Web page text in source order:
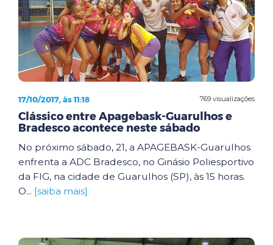
769 visualizações
17/10/2017, às 11:18
Clássico entre Apagebask-Guarulhos e
Bradesco acontece neste sábado
No próximo sábado, 21, a APAGEBASK-Guarulhos
enfrenta a ADC Bradesco, no Ginásio Poliesportivo
da FIG, na cidade de Guarulhos (SP), às 15 horas.
O... [saiba mais]